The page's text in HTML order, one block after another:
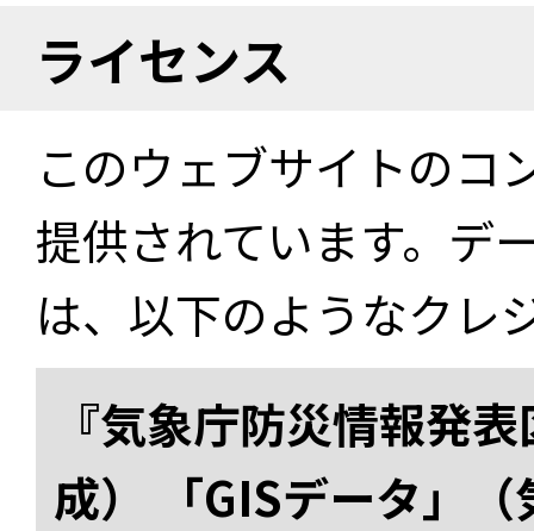
ライセンス
このウェブサイトのコ
提供されています。デ
は、以下のようなクレ
『気象庁防災情報発
成） 「GISデータ」